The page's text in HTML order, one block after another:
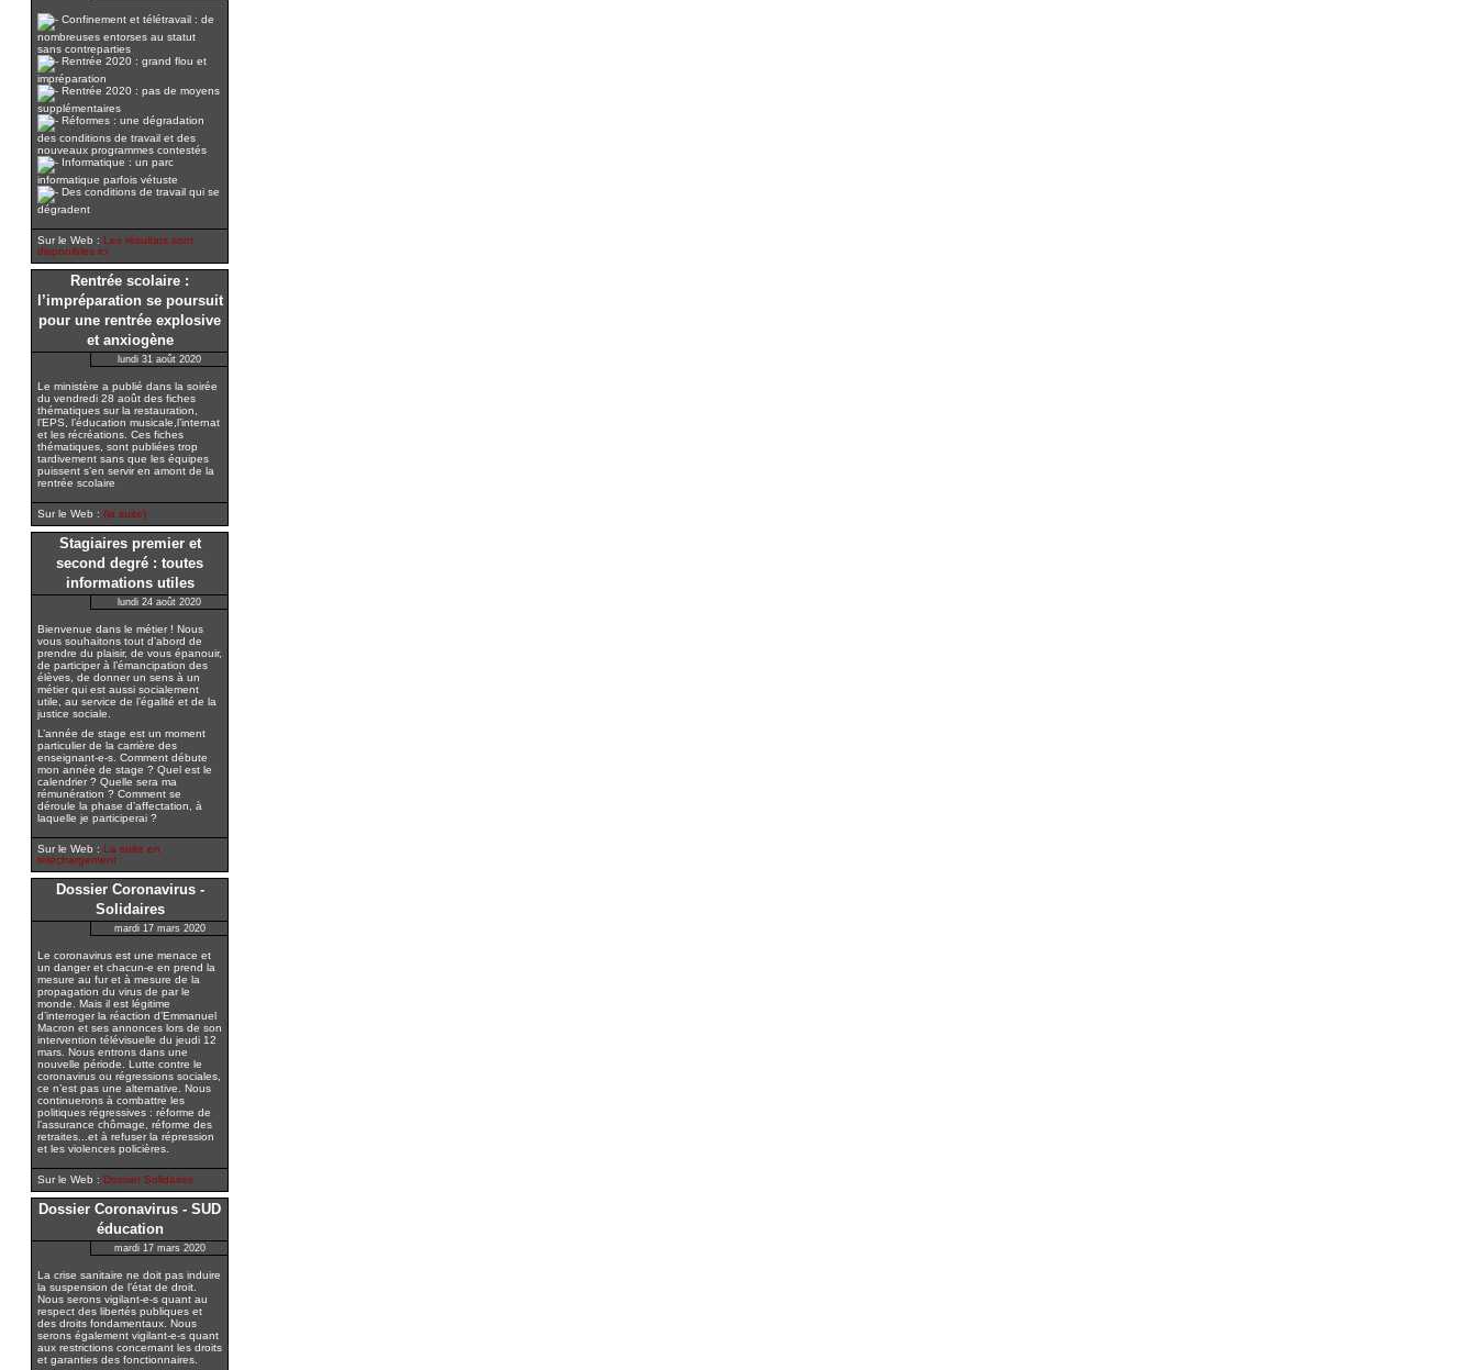
Confinement et télétravail : de
nombreuses entorses au statut
sans contreparties
Rentrée 2020 : grand flou et
impréparation
Rentrée 2020 : pas de moyens
supplémentaires
Réformes : une dégradation
des conditions de travail et des
nouveaux programmes contestés
Informatique : un parc
informatique parfois vétuste
Des conditions de travail qui se
dégradent
Sur le Web : Les résultats sont
disponibles ici
Rentrée scolaire :
l’impréparation se poursuit
pour une rentrée explosive
et anxiogène
lundi 31 août 2020
Le ministère a publié dans la soirée
du vendredi 28 août des fiches
thématiques sur la restauration,
l’EPS, l’éducation musicale,l’internat
et les récréations. Ces fiches
thématiques, sont publiées trop
tardivement sans que les équipes
puissent s’en servir en amont de la
rentrée scolaire
Sur le Web : (la suite)
Stagiaires premier et
second degré : toutes
informations utiles
lundi 24 août 2020
Bienvenue dans le métier ! Nous
vous souhaitons tout d’abord de
prendre du plaisir, de vous épanouir,
de participer à l’émancipation des
élèves, de donner un sens à un
métier qui est aussi socialement
utile, au service de l’égalité et de la
justice sociale.
L’année de stage est un moment
particulier de la carrière des
enseignant-e-s. Comment débute
mon année de stage ? Quel est le
calendrier ? Quelle sera ma
rémunération ? Comment se
déroule la phase d’affectation, à
laquelle je participerai ?
Sur le Web : La suite en
téléchargement
Dossier Coronavirus -
Solidaires
mardi 17 mars 2020
Le coronavirus est une menace et
un danger et chacun-e en prend la
mesure au fur et à mesure de la
propagation du virus de par le
monde. Mais il est légitime
d’interroger la réaction d’Emmanuel
Macron et ses annonces lors de son
intervention télévisuelle du jeudi 12
mars. Nous entrons dans une
nouvelle période. Lutte contre le
coronavirus ou régressions sociales,
ce n’est pas une alternative. Nous
continuerons à combattre les
politiques régressives : réforme de
l’assurance chômage, réforme des
retraites...et à refuser la répression
et les violences policières.
Sur le Web : Dossier Solidaires
Dossier Coronavirus - SUD
éducation
mardi 17 mars 2020
La crise sanitaire ne doit pas induire
la suspension de l’état de droit.
Nous serons vigilant-e-s quant au
respect des libertés publiques et
des droits fondamentaux. Nous
serons également vigilant-e-s quant
aux restrictions concernant les droits
et garanties des fonctionnaires.